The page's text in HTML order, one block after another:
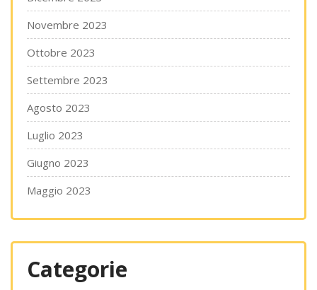
Novembre 2023
Ottobre 2023
Settembre 2023
Agosto 2023
Luglio 2023
Giugno 2023
Maggio 2023
Categorie